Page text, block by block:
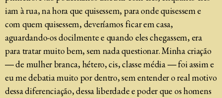
iam à rua, na hora que quisessem, para onde quisessem e
com quem quisessem, deveríamos ficar em casa,
aguardando-os docilmente e quando eles chegassem, era
para tratar muito bem, sem nada questionar. Minha criação
― de mulher branca, hétero, cis, classe média ― foi assim e
eu me debatia muito por dentro, sem entender o real motivo
dessa diferenciação, dessa liberdade e poder que os homens